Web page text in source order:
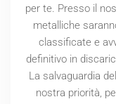
per te. Presso il
metalliche
classificate e
definitivo in
La salvaguardia
nostra priorità,